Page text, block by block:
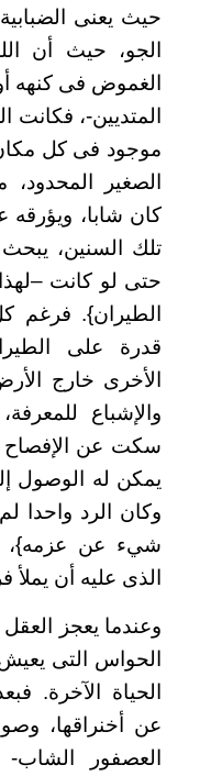
حيث يعنى
الجو، حيث أن
الغموض فى كنهه
المتديين-، فكانت
موجود فى كل
الصغير
كان شابا،
تلك السنين،
حتى لو كانت
الطيران}. فرغم
قدرة على
الأخرى خارج
والإشباع
سكت عن الإفصاح
يمكن له الوصول
وكان الرد واحدا لم
شيء عن عزمه}،
الذى عليه أن يملأ
وعندما يعجز
الحواس التى
الحياة الآخرة.
عن أخنراقها،
العصفور